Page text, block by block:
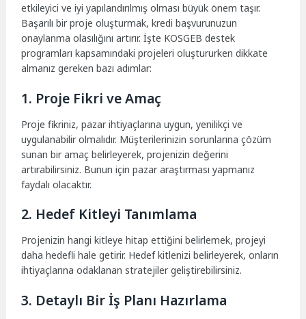
etkileyici ve iyi yapılandırılmış olması büyük önem taşır.
Başarılı bir proje oluşturmak, kredi başvurunuzun
onaylanma olasılığını artırır. İşte KOSGEB destek
programları kapsamındaki projeleri oluştururken dikkate
almanız gereken bazı adımlar:
1. Proje Fikri ve Amaç
Proje fikriniz, pazar ihtiyaçlarına uygun, yenilikçi ve
uygulanabilir olmalıdır. Müşterilerinizin sorunlarına çözüm
sunan bir amaç belirleyerek, projenizin değerini
artırabilirsiniz. Bunun için pazar araştırması yapmanız
faydalı olacaktır.
2. Hedef Kitleyi Tanımlama
Projenizin hangi kitleye hitap ettiğini belirlemek, projeyi
daha hedefli hale getirir. Hedef kitlenizi belirleyerek, onların
ihtiyaçlarına odaklanan stratejiler geliştirebilirsiniz.
3. Detaylı Bir İş Planı Hazırlama